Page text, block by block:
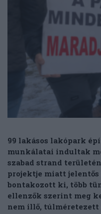
99 lakásos lakópark
munkálatai indultak
szabad strand
projektje miatt
bontakozott ki, több
ellenzők szerint meg
nem illő,